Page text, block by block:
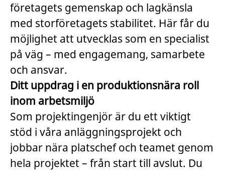
företagets gemenskap och lagkänsla
med storföretagets stabilitet. Här får du
möjlighet att utvecklas som en specialist
på väg – med engagemang, samarbete
och ansvar.
Ditt uppdrag i en produktionsnära roll
inom arbetsmiljö
Som projektingenjör är du ett viktigt
stöd i våra anläggningsprojekt och
jobbar nära platschef och teamet genom
hela projektet – från start till avslut. Du